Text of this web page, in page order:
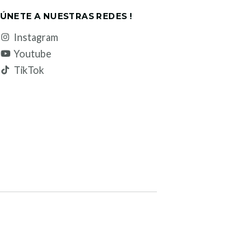
ÚNETE A NUESTRAS REDES !
Instagram
Youtube
TikTok